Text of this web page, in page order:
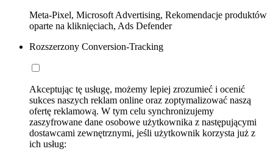
Meta-Pixel, Microsoft Advertising, Rekomendacje produktów
oparte na kliknięciach, Ads Defender
Rozszerzony Conversion-Tracking
Akceptując tę usługę, możemy lepiej zrozumieć i ocenić
sukces naszych reklam online oraz zoptymalizować naszą
ofertę reklamową. W tym celu synchronizujemy
zaszyfrowane dane osobowe użytkownika z następującymi
dostawcami zewnętrznymi, jeśli użytkownik korzysta już z
ich usług: